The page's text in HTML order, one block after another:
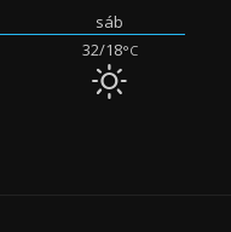
sáb
32/18°C